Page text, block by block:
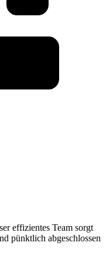
effizientes Team sorgt
pünktlich abgeschlossen